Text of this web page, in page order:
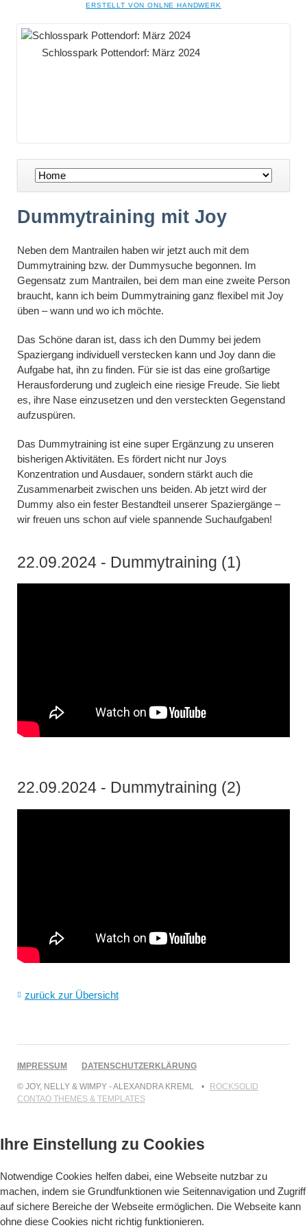
NAVIGATION
ERSTELLT VON ONLNE HANDWERK
Schlosspark Pottendorf: März 2024
Navigation
überspringen
Dummytraining mit Joy
Neben dem Mantrailen haben wir jetzt auch mit dem
Dummytraining bzw. der Dummysuche begonnen. Im
Gegensatz zum Mantrailen, bei dem man eine zweite Person
braucht, kann ich beim Dummytraining ganz flexibel mit Joy
üben – wann und wo ich möchte.
Das Schöne daran ist, dass ich den Dummy bei jedem
Spaziergang individuell verstecken kann und Joy dann die
Aufgabe hat, ihn zu finden. Für sie ist das eine großartige
Herausforderung und zugleich eine riesige Freude. Sie liebt
es, ihre Nase einzusetzen und den versteckten Gegenstand
aufzuspüren.
Das Dummytraining ist eine super Ergänzung zu unseren
bisherigen Aktivitäten. Es fördert nicht nur Joys
Konzentration und Ausdauer, sondern stärkt auch die
Zusammenarbeit zwischen uns beiden. Ab jetzt wird der
Dummy also ein fester Bestandteil unserer Spaziergänge –
wir freuen uns schon auf viele spannende Suchaufgaben!
22.09.2024 - Dummytraining (1)
22.09.2024 - Dummytraining (2)
zurück zur Übersicht
NAVIGATION
IMPRESSUM DATENSCHUTZERKLÄRUNG
© JOY, NELLY & WIMPY - ALEXANDRA KREML
ROCKSOLID
CONTAO THEMES & TEMPLATES
Ihre Einstellung zu Cookies
Notwendige Cookies helfen dabei, eine Webseite nutzbar zu
machen, indem sie Grundfunktionen wie Seitennavigation und Zugriff
auf sichere Bereiche der Webseite ermöglichen. Die Webseite kann
ohne diese Cookies nicht richtig funktionieren.